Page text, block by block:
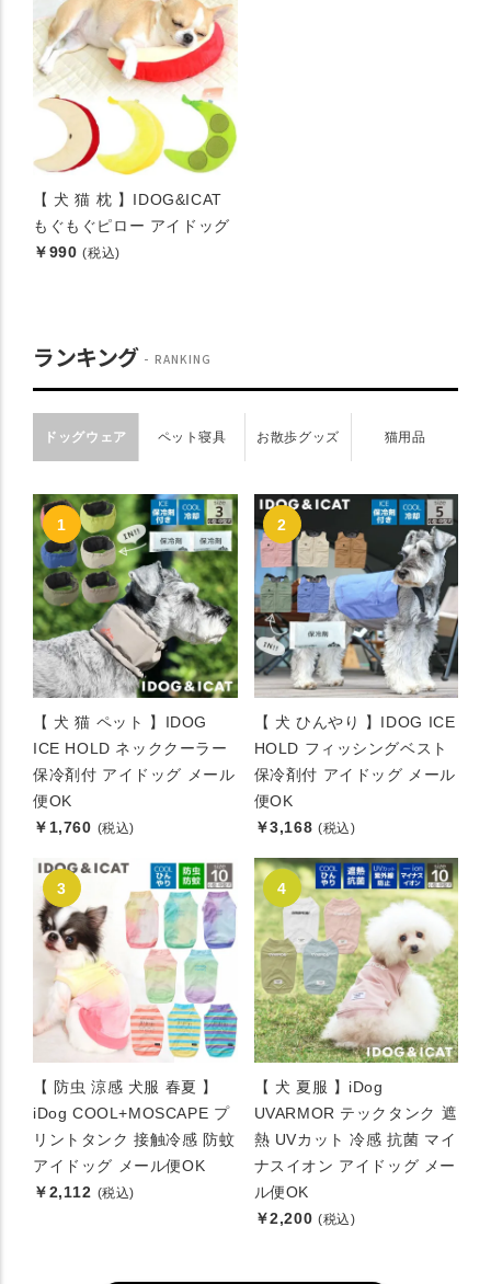
【 犬 猫 枕 】IDOG&ICAT
もぐもぐピロー アイドッグ
￥990 (税込)
ランキング RANKING
ドッグウェア ペット寝具 お散歩グッズ 猫用品
【 犬 猫 ペット 】IDOG
ICE HOLD ネッククーラー
保冷剤付 アイドッグ メール
便OK
￥1,760 (税込)
【 犬 ひんやり 】IDOG ICE
HOLD フィッシングベスト
保冷剤付 アイドッグ メール
便OK
￥3,168 (税込)
【 防虫 涼感 犬服 春夏 】
iDog COOL+MOSCAPE プ
リントタンク 接触冷感 防蚊
アイドッグ メール便OK
￥2,112 (税込)
【 犬 夏服 】iDog
UVARMOR テックタンク 遮
熱 UVカット 冷感 抗菌 マイ
ナスイオン アイドッグ メー
ル便OK
￥2,200 (税込)